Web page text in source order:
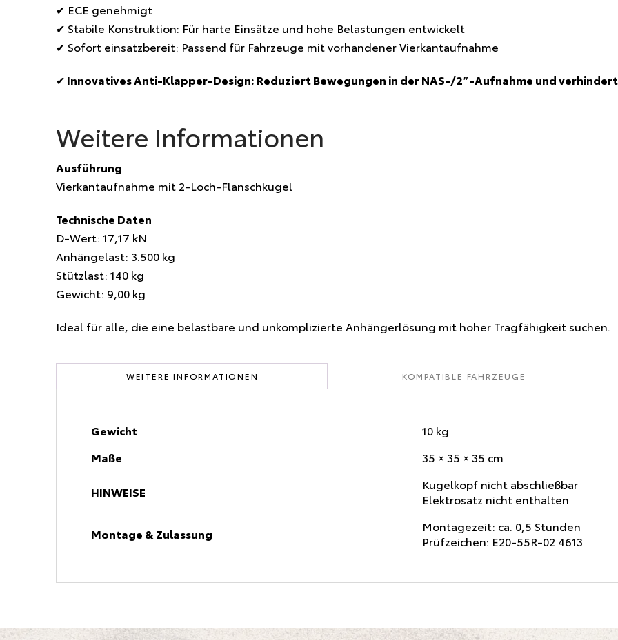
✔ ECE genehmigt
✔ Stabile Konstruktion: Für harte Einsätze und hohe Belastungen entwickelt
✔ Sofort einsatzbereit: Passend für Fahrzeuge mit vorhandener Vierkantaufnahme
✔ Innovatives Anti-Klapper-Design: Reduziert Bewegungen in der NAS-/2″-Aufnahme und
Weitere Informationen
Ausführung
Vierkantaufnahme mit 2-Loch-Flanschkugel
Technische Daten
D-Wert: 17,17 kN
Anhängelast: 3.500 kg
Stützlast: 140 kg
Gewicht: 9,00 kg
Ideal für alle, die eine belastbare und unkomplizierte Anhängerlösung mit hoher Tragfähigkeit suchen.
WEITERE INFORMATIONEN KOMPATIBLE FAHRZEUGE
Gewicht
10 kg
Maße
35 × 35 × 35 cm
HINWEISE
Kugelkopf nicht abschließbar
Elektrosatz nicht enthalten
Montage & Zulassung
Montagezeit: ca. 0,5 Stunden
Prüfzeichen: E20-55R-02 4613